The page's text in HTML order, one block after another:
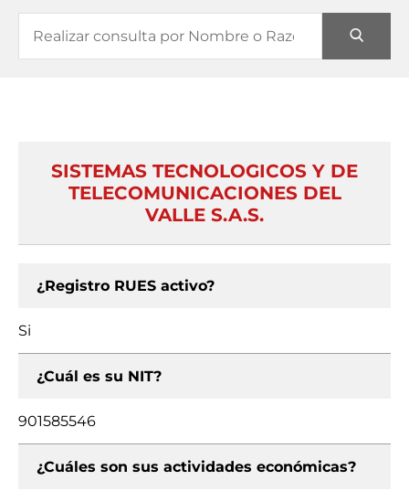
SISTEMAS TECNOLOGICOS Y DE
TELECOMUNICACIONES DEL
VALLE S.A.S.
¿Registro RUES activo?
Si
¿Cuál es su NIT?
901585546
¿Cuáles son sus actividades económicas?